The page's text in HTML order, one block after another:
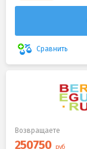
Сравнить
Возвращаете